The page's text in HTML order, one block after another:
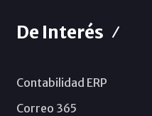
De Interés
Contabilidad ERP
Correo 365